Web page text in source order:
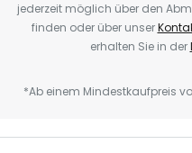
jederzeit möglich über den
finden oder über unser
erhalten Sie in der
*Ab einem Mindestkaufpreis